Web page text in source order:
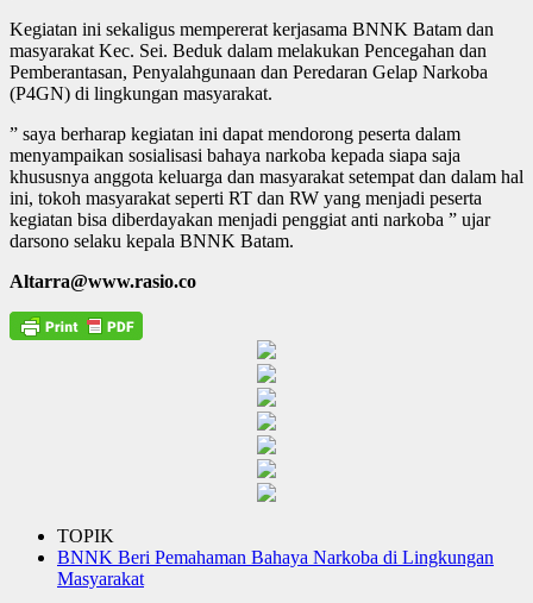
Kegiatan ini sekaligus mempererat kerjasama BNNK Batam dan
masyarakat Kec. Sei. Beduk dalam melakukan Pencegahan dan
Pemberantasan, Penyalahgunaan dan Peredaran Gelap Narkoba
(P4GN) di lingkungan masyarakat.
” saya berharap kegiatan ini dapat mendorong peserta dalam
menyampaikan sosialisasi bahaya narkoba kepada siapa saja
khususnya anggota keluarga dan masyarakat setempat dan dalam hal
ini, tokoh masyarakat seperti RT dan RW yang menjadi peserta
kegiatan bisa diberdayakan menjadi penggiat anti narkoba ” ujar
darsono selaku kepala BNNK Batam.
Altarra@www.rasio.co
TOPIK
BNNK Beri Pemahaman Bahaya Narkoba di Lingkungan
Masyarakat